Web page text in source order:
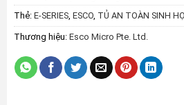
Thẻ: E-SERIES, ESCO, TỦ AN TOÀN SINH
Thương hiệu: Esco Micro Pte. Ltd.